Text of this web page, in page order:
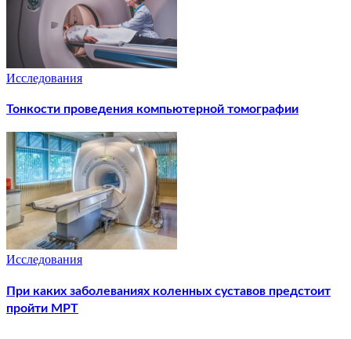
Исследования
Тонкости проведения компьютерной томографии
Исследования
При каких заболеваниях коленных суставов предстоит
пройти МРТ